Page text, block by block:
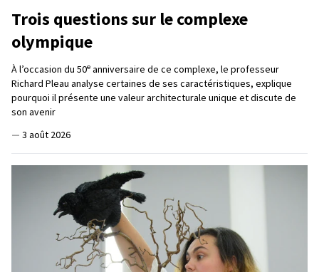
Trois questions sur le complexe
olympique
À l’occasion du 50e anniversaire de ce complexe, le professeur
Richard Pleau analyse certaines de ses caractéristiques, explique
pourquoi il présente une valeur architecturale unique et discute de
son avenir
— 3 août 2026